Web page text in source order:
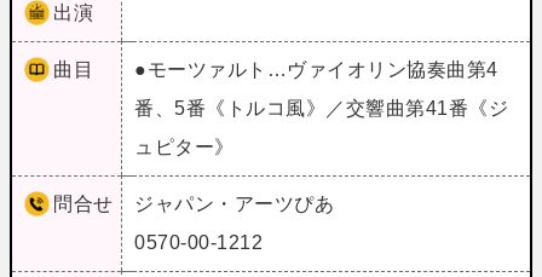
出演
曲目
●モーツァルト…ヴァイオリン協奏曲第4
番、5番《トルコ風》／交響曲第41番《ジ
ュピター》
問合せ
ジャパン・アーツぴあ
0570-00-1212